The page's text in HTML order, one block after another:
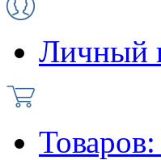
Личный
Товаров: